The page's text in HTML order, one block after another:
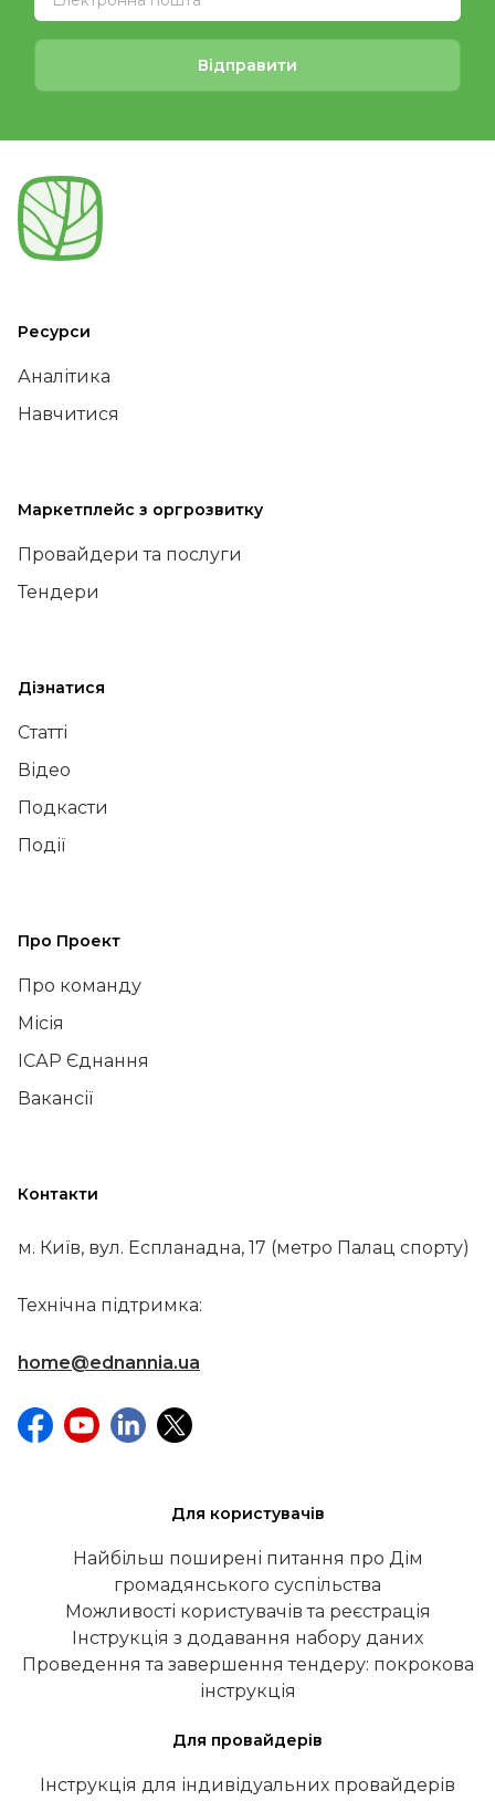
Відправити
Ресурси
Аналітика
Навчитися
Маркетплейс з оргрозвитку
Провайдери та послуги
Тендери
Дізнатися
Статті
Відео
Подкасти
Події
Про Проект
Про команду
Місія
ІСАР Єднання
Вакансії
Контакти
м. Київ, вул. Еспланадна, 17 (метро Палац спорту)
Технічна підтримка:
home@ednannia.ua
Для користувачів
Найбільш поширені питання про Дім
громадянського суспільства
Можливості користувачів та реєстрація
Інструкція з додавання набору даних
Проведення та завершення тендеру: покрокова
інструкція
Для провайдерів
Інструкція для індивідуальних провайдерів